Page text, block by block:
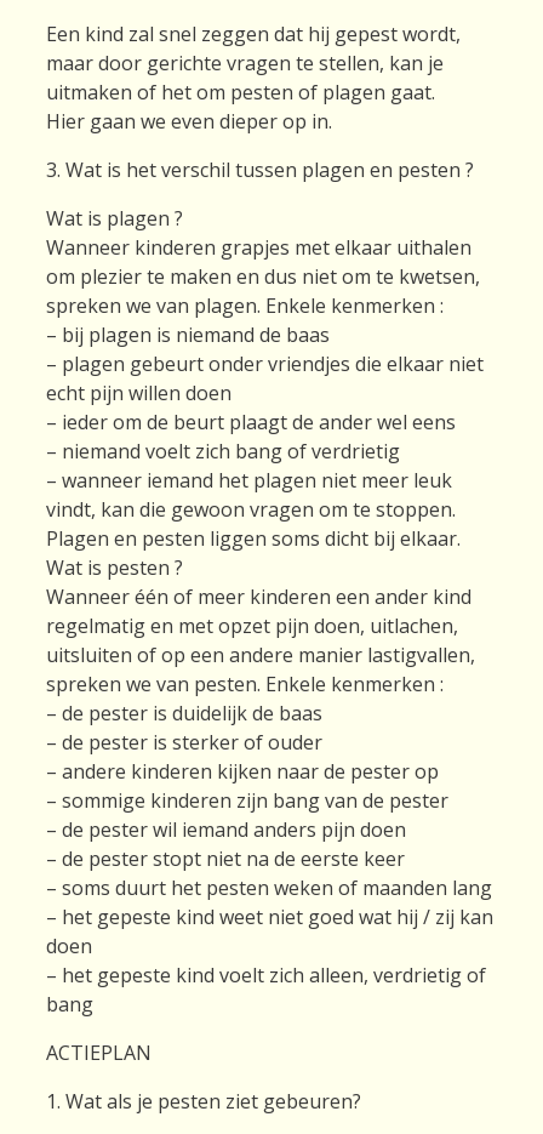
Een kind zal snel zeggen dat hij gepest wordt,
maar door gerichte vragen te stellen, kan je
uitmaken of het om pesten of plagen gaat.
Hier gaan we even dieper op in.
3. Wat is het verschil tussen plagen en pesten ?
Wat is plagen ?
Wanneer kinderen grapjes met elkaar uithalen
om plezier te maken en dus niet om te kwetsen,
spreken we van plagen. Enkele kenmerken :
– bij plagen is niemand de baas
– plagen gebeurt onder vriendjes die elkaar niet
echt pijn willen doen
– ieder om de beurt plaagt de ander wel eens
– niemand voelt zich bang of verdrietig
– wanneer iemand het plagen niet meer leuk
vindt, kan die gewoon vragen om te stoppen.
Plagen en pesten liggen soms dicht bij elkaar.
Wat is pesten ?
Wanneer één of meer kinderen een ander kind
regelmatig en met opzet pijn doen, uitlachen,
uitsluiten of op een andere manier lastigvallen,
spreken we van pesten. Enkele kenmerken :
– de pester is duidelijk de baas
– de pester is sterker of ouder
– andere kinderen kijken naar de pester op
– sommige kinderen zijn bang van de pester
– de pester wil iemand anders pijn doen
– de pester stopt niet na de eerste keer
– soms duurt het pesten weken of maanden lang
– het gepeste kind weet niet goed wat hij / zij kan
doen
– het gepeste kind voelt zich alleen, verdrietig of
bang
ACTIEPLAN
1. Wat als je pesten ziet gebeuren?